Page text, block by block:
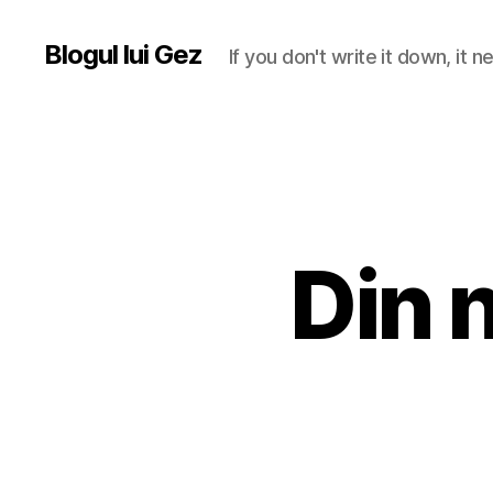
Blogul lui Gez If you don't write it down, it
Din